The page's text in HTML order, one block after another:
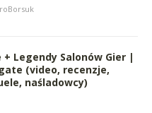
+ Legendy Salonów Gier |
(video, recenzje,
naśladowcy)